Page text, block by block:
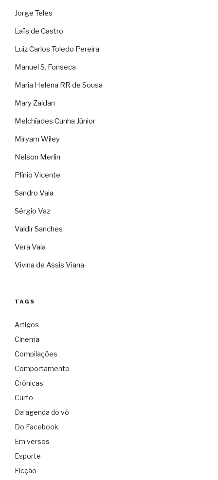
Jorge Teles
Laïs de Castro
Luiz Carlos Toledo Pereira
Manuel S. Fonseca
Maria Helena RR de Sousa
Mary Zaidan
Melchíades Cunha Júnior
Miryam Wiley
Nelson Merlin
Plínio Vicente
Sandro Vaia
Sérgio Vaz
Valdir Sanches
Vera Vaia
Vivina de Assis Viana
TAGS
Artigos
Cinema
Compilações
Comportamento
Crônicas
Curto
Da agenda do vô
Do Facebook
Em versos
Esporte
Ficção